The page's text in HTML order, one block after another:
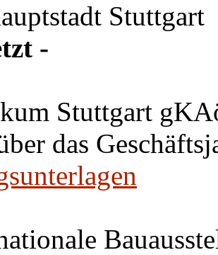
Stuttgart
-
Stuttgart
das